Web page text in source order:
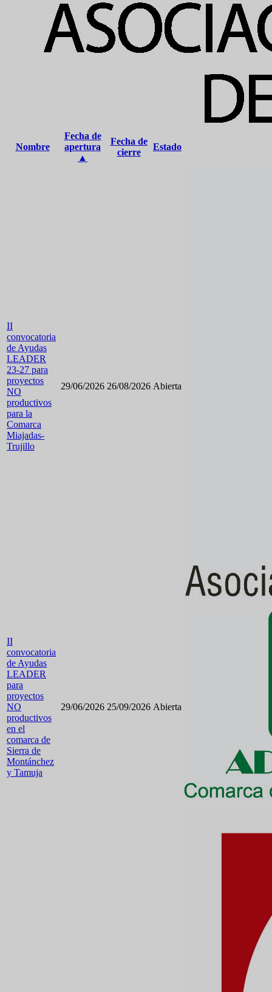
Nombre
Fecha de
apertura
▲
Fecha de
cierre
Estado
II
convocatoria
de Ayudas
LEADER
23-27 para
proyectos
NO
productivos
para la
Comarca
Miajadas-
Trujillo
29/06/2026 26/08/2026 Abierta
II
convocatoria
de Ayudas
LEADER
para
proyectos
NO
productivos
en el
comarca de
Sierra de
Montánchez
y Tamuja
29/06/2026 25/09/2026 Abierta